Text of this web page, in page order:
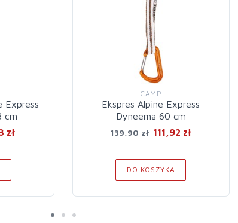
Express
cm
zł
CAMP
Ekspres Alpine Express
Dyneema 60 cm
139,90 zł 111,92 zł
DO KOSZYKA